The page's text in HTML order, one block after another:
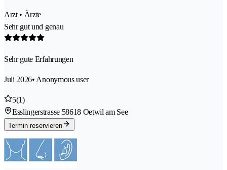
Arzt • Ärzte
Sehr gut und genau
Sehr gute Erfahrungen
Juli 2026• Anonymous user
5(1)
Esslingerstrasse 58618 Oetwil am See
Termin reservieren